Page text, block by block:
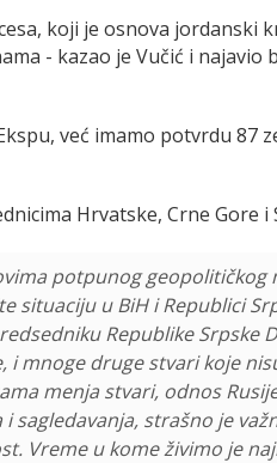
koji je osnova jordanski
- kazao je Vučić i najavio
već imamo potvrdu 87
Hrvatske, Crne Gore i
potpunog geopolitičkog
situaciju u BiH i Republici
Republike Srpske
i mnoge druge stvari koje
menja stvari, odnos
sagledavanja, strašno je
Vreme u kome živimo je